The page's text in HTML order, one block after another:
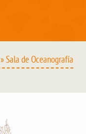
» Sala de Oceanografía